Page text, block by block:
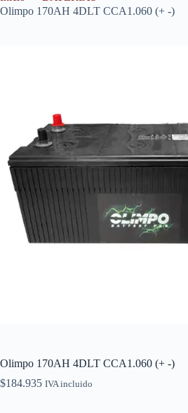
Olimpo 170AH 4DLT CCA1.060 (+ -)
Olimpo 170AH 4DLT CCA1.060 (+ -)
$184.935 IVA incluido